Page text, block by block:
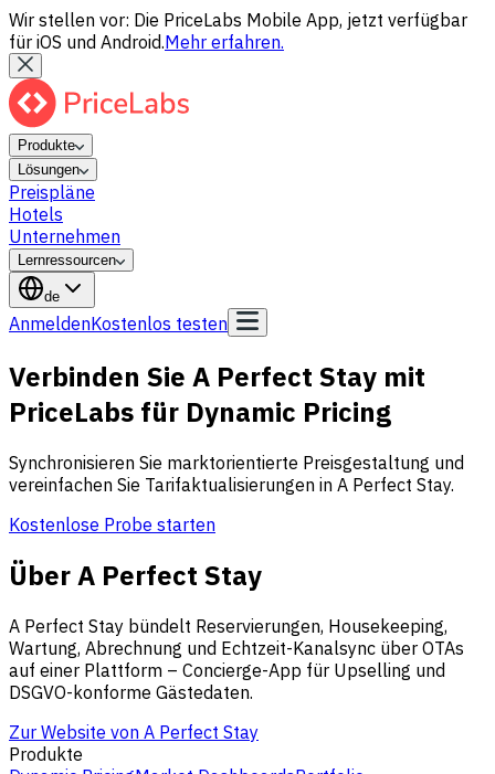
Wir stellen vor: Die PriceLabs Mobile App, jetzt verfügbar
für iOS und Android.Mehr erfahren.
Produkte
Lösungen
Preispläne
Hotels
Unternehmen
Lernressourcen
de
AnmeldenKostenlos testen
Verbinden Sie A Perfect Stay mit
PriceLabs für Dynamic Pricing
Synchronisieren Sie marktorientierte Preisgestaltung und
vereinfachen Sie Tarifaktualisierungen in A Perfect Stay.
Kostenlose Probe starten
Über A Perfect Stay
A Perfect Stay bündelt Reservierungen, Housekeeping,
Wartung, Abrechnung und Echtzeit-Kanalsync über OTAs
auf einer Plattform – Concierge-App für Upselling und
DSGVO-konforme Gästedaten.
Zur Website von A Perfect Stay
Produkte